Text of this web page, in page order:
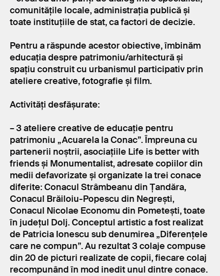
comunitățile locale, administrația publică și
toate instituțiile de stat, ca factori de decizie.
Pentru a răspunde acestor obiective, îmbinăm
educația despre patrimoniu/arhitectură și
spațiu construit cu urbanismul participativ prin
ateliere creative, fotografie și film.
Activități desfășurate:
– 3 ateliere creative de educație pentru
patrimoniu „Acuarela la Conac”. Împreuna cu
partenerii noștrii, asociațiile Life is better with
friends și Monumentalist, adresate copiilor din
medii defavorizate și organizate la trei conace
diferite: Conacul Strâmbeanu din Țandăra,
Conacul Brăiloiu-Popescu din Negrești,
Conacul Nicolae Economu din Pometești, toate
în județul Dolj. Conceptul artistic a fost realizat
de Patricia Ionescu sub denumirea „Diferențele
care ne compun”. Au rezultat 3 colaje compuse
din 20 de picturi realizate de copii, fiecare colaj
recompunând în mod inedit unul dintre conace.